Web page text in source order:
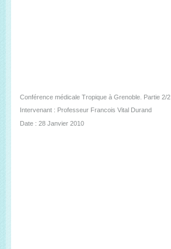
Conférence médicale Tropique à Grenoble. Partie 2/2
Intervenant : Professeur Francois Vital Durand
Date : 28 Janvier 2010